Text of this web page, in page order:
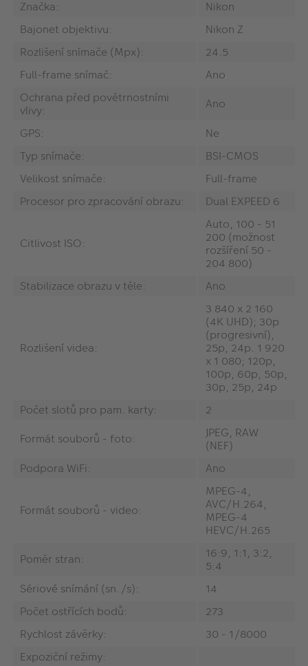
Značka:
Nikon
Bajonet objektivu:
Nikon Z
Rozlišení snímače (Mpx):
24.5
Full-frame snímač:
Ano
Ochrana před povětrnostními
vlivy:
Ano
GPS:
Ne
Typ snímače:
BSI-CMOS
Velikost snímače:
Full-frame
Procesor pro zpracování obrazu:
Dual EXPEED 6
Citlivost ISO:
Auto, 100 - 51
200 (možnost
rozšíření 50 -
204 800)
Stabilizace obrazu v těle:
Ano
Rozlišení videa:
3 840 x 2 160
(4K UHD); 30p
(progresivní),
25p, 24p. 1 920
x 1 080; 120p,
100p, 60p, 50p,
30p, 25p, 24p
Počet slotů pro pam. karty:
2
Formát souborů - foto:
JPEG, RAW
(NEF)
Podpora WiFi:
Ano
Formát souborů - video:
MPEG-4,
AVC/H.264,
MPEG-4
HEVC/H.265
Poměr stran:
16:9, 1:1, 3:2,
5:4
Sériové snímání (sn./s):
14
Počet ostřících bodů:
273
Rychlost závěrky:
30 - 1/8000
Expoziční režimy: